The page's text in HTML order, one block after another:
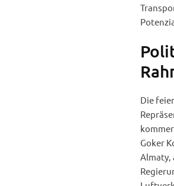
Die
Goker
Almaty,